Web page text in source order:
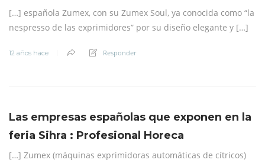
[…] española Zumex, con su Zumex Soul, ya conocida como “la
nespresso de las exprimidores” por su diseño elegante y […]
12 años hace Responder
Las empresas españolas que exponen en la
feria Sihra : Profesional Horeca
[…] Zumex (máquinas exprimidoras automáticas de cítricos)